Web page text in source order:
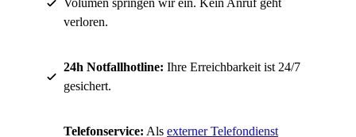
Volumen springen wir ein. Kein Anruf geht
verloren.
24h Notfallhotline: Ihre Erreichbarkeit ist 24/7
gesichert.
Telefonservice: Als externer Telefondienst